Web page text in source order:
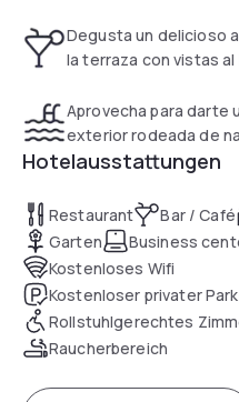
Degusta un delicioso
la terraza con vistas al
Aprovecha para darte
exterior rodeada de
Hotelausstattungen
Restaurant Bar / Café
Garten
Business
Kostenloses Wifi
Kostenloser privater
Rollstuhlgerechtes
Raucherbereich